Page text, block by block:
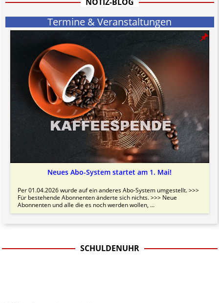
Termine & Veranstaltungen
Neues Abo-System startet am 1. Mai!
Per 01.04.2026 wurde auf ein anderes Abo-System umgestellt. >>>
Für bestehende Abonnenten änderte sich nichts. >>> Neue
Abonnenten und alle die es noch werden wollen, ...
SCHULDENUHR